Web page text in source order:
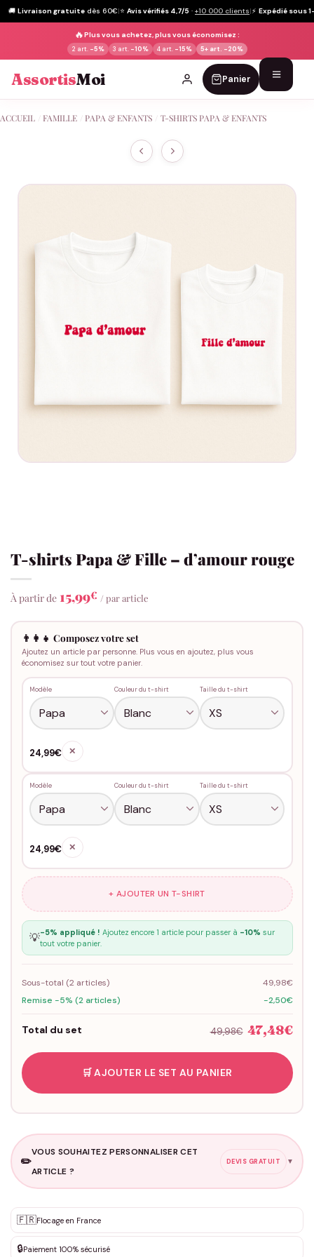
🚚 Livraison gratuite dès 60€|⭐ Avis vérifiés 4,7/5 · +10 000 clients|⚡ Expédié sous
🔥Plus vous achetez, plus vous économisez :
2 art. -5% 3 art. -10% 4 art. -15% 5+ art. -20%
AssortisMoi Panier
au
ACCUEIL FAMILLE PAPA & ENFANTS T-SHIRTS PAPA & ENFANTS
T-shirts Papa & Fille – d’amour rouge
À partir de 15,99€ / par article
👨‍👩‍👧 Composez votre set
Ajoutez un article par personne. Plus vous en ajoutez, plus vous
économisez sur tout votre panier.
Modèle Couleur du t-shirt Taille du t-shirt
24,99€ ✕
Modèle Couleur du t-shirt Taille du t-shirt
24,99€ ✕
+ AJOUTER UN T-SHIRT
💡-5% appliqué ! Ajoutez encore 1 article pour passer à -10% sur
tout votre panier.
Sous-total (2articles)
49,98€
Remise -5% (2 articles)
-2,50€
Total du set 49,98€ 47,48€
🛒 AJOUTER LE SET AU PANIER
✏️
VOUS SOUHAITEZ PERSONNALISER CET
ARTICLE ?
DEVIS GRATUIT ▼
✨ Personnalisation sur mesure
DEVIS GRATUIT · Personnalisation de 3 à 10€ selon la demande
🇫🇷Flocage en France
🔒Paiement 100% sécurisé